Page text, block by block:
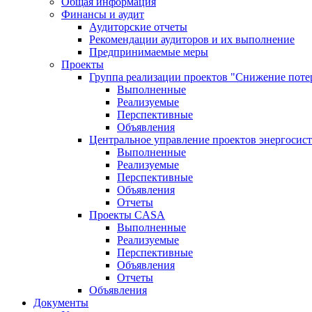
Финансы и аудит
Аудиторские отчеты
Рекомендации аудиторов и их выполнение
Предпринимаемые меры
Проекты
Группа реализации проектов "Снижение
Выполненные
Реализуемые
Перспективные
Объявления
Центральное управление проектов
Выполненные
Реализуемые
Перспективные
Объявления
Отчеты
Проекты CASA
Выполненные
Реализуемые
Перспективные
Объявления
Отчеты
Объявления
Документы